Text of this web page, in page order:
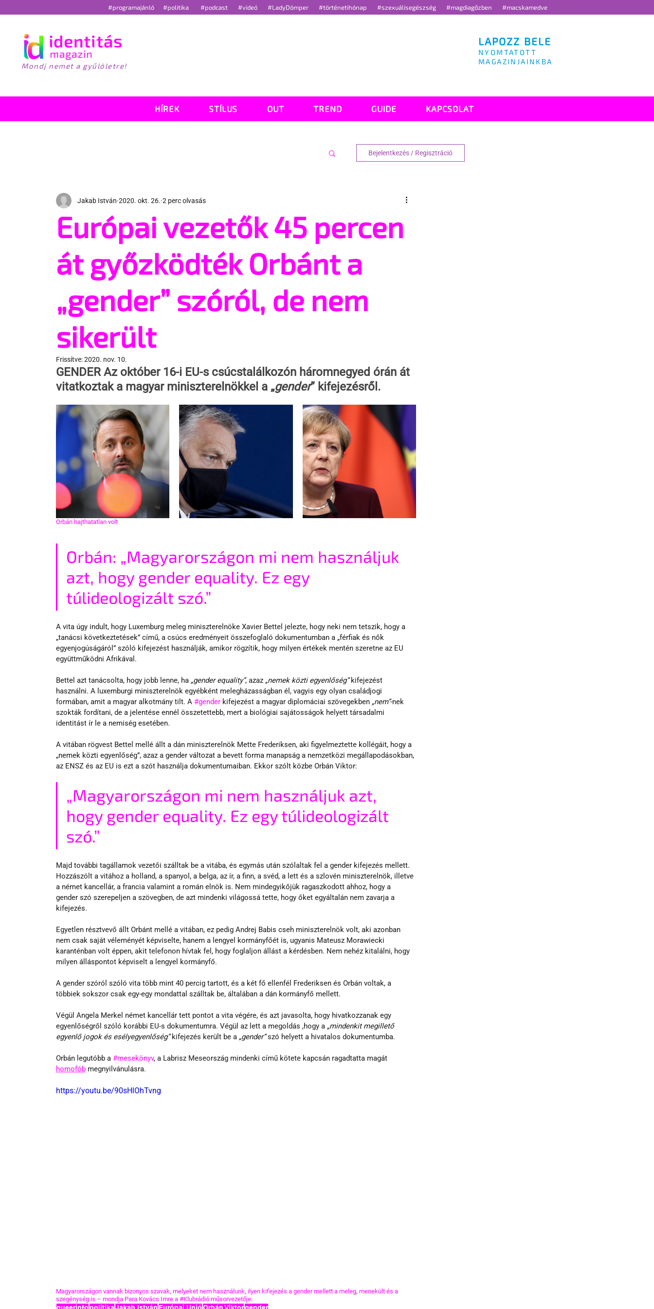
#programajánló #politika #podcast #videó #LadyDömper #történetihónap #szexuálisegészség #magdiagőzben #macskamedve
Mondj nemet a gyűlöletre!
LAPOZZ BELE
NYOMTATOTT
MAGAZINJAINKBA
HÍREK STÍLUS OUT TREND GUIDE KAPCSOLAT
Bejelentkezés / Regisztráció
Európai vezetők 45 percen
át győzködték Orbánt a
„gender” szóról, de nem
sikerült
Jakab István 2020. okt. 26. 2 perc olvasás
Frissítve:2020. nov. 10.
GENDER Az október 16-i EU-s csúcstalálkozón háromnegyed órán át
vitatkoztak a magyar miniszterelnökkel a „gender” kifejezésről.
Orbán hajthatatlan volt
Orbán: „Magyarországon mi nem használjuk
azt, hogy gender equality. Ez egy
túlideologizált szó.”
A vita úgy indult, hogy Luxemburg meleg miniszterelnöke Xavier Bettel jelezte, hogy neki nem tetszik, hogy a
„tanácsi következtetések” című, a csúcs eredményeit összefoglaló dokumentumban a „férfiak és nők
egyenjogúságáról” szóló kifejezést használják, amikor rögzítik, hogy milyen értékek mentén szeretne az EU
együttműködni Afrikával.
Bettel azt tanácsolta, hogy jobb lenne, ha „gender equality”, azaz „nemek közti egyenlőség” kifejezést
használni. A luxemburgi miniszterelnök egyébként melegházasságban él, vagyis egy olyan családjogi
formában, amit a magyar alkotmány tilt. A #gender kifejezést a magyar diplomáciai szövegekben „nem”-nek
szokták fordítani, de a jelentése ennél összetettebb, mert a biológiai sajátosságok helyett társadalmi
identitást ír le a nemiség esetében.
A vitában rögvest Bettel mellé állt a dán miniszterelnök Mette Frederiksen, aki figyelmeztette kollégáit, hogy a
„nemek közti egyenlőség”, azaz a gender változat a bevett forma manapság a nemzetközi megállapodásokban,
az ENSZ és az EU is ezt a szót használja dokumentumaiban. Ekkor szólt közbe Orbán Viktor:
„Magyarországon mi nem használjuk azt,
hogy gender equality. Ez egy túlideologizált
szó.”
Majd további tagállamok vezetői szálltak be a vitába, és egymás után szólaltak fel a gender kifejezés mellett.
Hozzászólt a vitához a holland, a spanyol, a belga, az ír, a finn, a svéd, a lett és a szlovén miniszterelnök, illetve
a német kancellár, a francia valamint a román elnök is. Nem mindegyikőjük ragaszkodott ahhoz, hogy a
gender szó szerepeljen a szövegben, de azt mindenki világossá tette, hogy őket egyáltalán nem zavarja a
kifejezés.
Egyetlen résztvevő állt Orbánt mellé a vitában, ez pedig Andrej Babis cseh miniszterelnök volt, aki azonban
nem csak saját véleményét képviselte, hanem a lengyel kormányfőét is, ugyanis Mateusz Morawiecki
karanténban volt éppen, akit telefonon hívtak fel, hogy foglaljon állást a kérdésben. Nem nehéz kitalálni, hogy
milyen álláspontot képviselt a lengyel kormányfő.
A gender szóról szóló vita több mint 40 percig tartott, és a két fő ellenfél Frederiksen és Orbán voltak, a
többiek sokszor csak egy-egy mondattal szálltak be, általában a dán kormányfő mellett.
Végül Angela Merkel német kancellár tett pontot a vita végére, és azt javasolta, hogy hivatkozzanak egy
egyenlőségről szóló korábbi EU-s dokumentumra. Végül az lett a megoldás ,hogy a „mindenkit megillető
egyenlő jogok és esélyegyenlőség” kifejezés került be a „gender” szó helyett a hivatalos dokumentumba.
Orbán legutóbb a #mesekönyv, a Labrisz Meseország mindenki című kötete kapcsán ragadtatta magát
homofób megnyilvánulásra.
https://youtu.be/90sHlOhTvng
Magyarországon vannak bizonyos szavak, melyeket nem használunk, ilyen kifejezés a gender mellett a meleg, menekült és a
szegénység is – mondja Para Kovács Imre a #Klubrádió műsorvezetője.